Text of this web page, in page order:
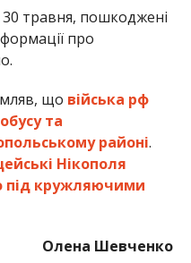
30 травня, пошкоджені
про
що війська рф
та
районі.
Нікополя
під кружляючими
Олена Шевченко